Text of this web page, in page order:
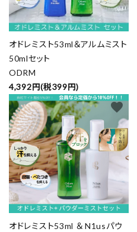
オドレミスト53ml＆アルムミスト
50mlセット
ODRM
4,392円(税399円)
オドレミスト53ml ＆ N1usパウ
favorite